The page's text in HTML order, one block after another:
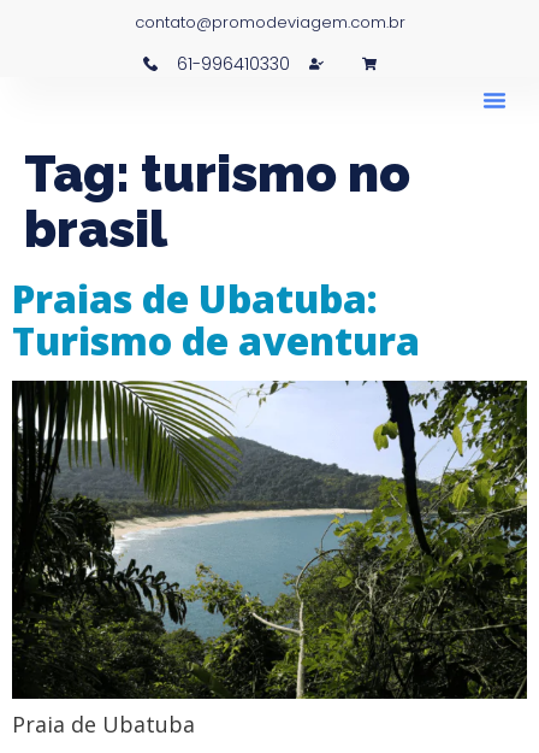
contato@promodeviagem.com.br
61-996410330
Tag: turismo no
brasil
Praias de Ubatuba:
Turismo de aventura
Praia de Ubatuba